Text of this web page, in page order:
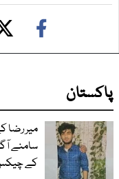
پاکستان
میر رضا
سامنے
کے چیکس